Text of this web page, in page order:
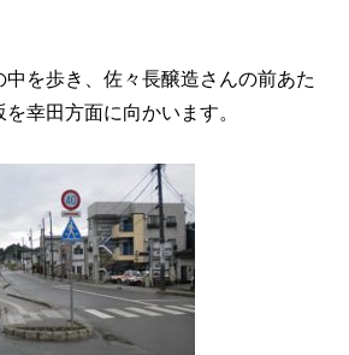
を歩き、佐々長醸造さんの前あた
幸田方面に向かいます。